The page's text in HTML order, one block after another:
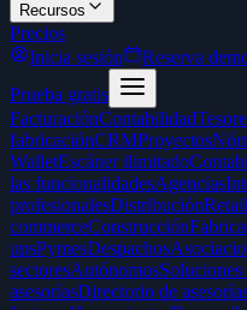
Recursos
Precios
Inicia sesión
Reserva
Prueba gratis
FacturaciónContabilidad
fabricaciónCRMProyectos
WalletEscáner ilimitado
las funcionalidadesAgencias
profesionalesDistribuciónRetail
commerceConstrucción
upsPymesDespachos
sectoresAutónomosSoluciones
asesoríasDirectorio de